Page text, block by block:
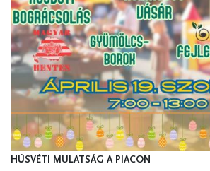
HÚSVÉTI MULATSÁG A PIACON